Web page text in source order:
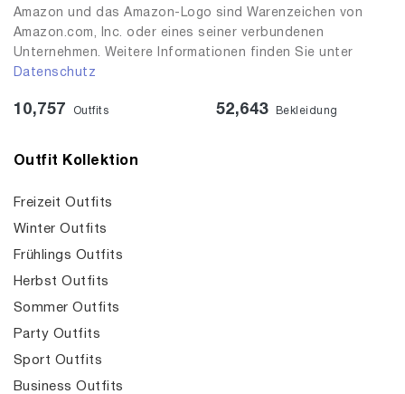
Amazon und das Amazon-Logo sind Warenzeichen von
Amazon.com, Inc. oder eines seiner verbundenen
Unternehmen. Weitere Informationen finden Sie unter
Datenschutz
10,757 Outfits 52,643 Bekleidung
Outfit Kollektion
Freizeit Outfits
Winter Outfits
Frühlings Outfits
Herbst Outfits
Sommer Outfits
Party Outfits
Sport Outfits
Business Outfits